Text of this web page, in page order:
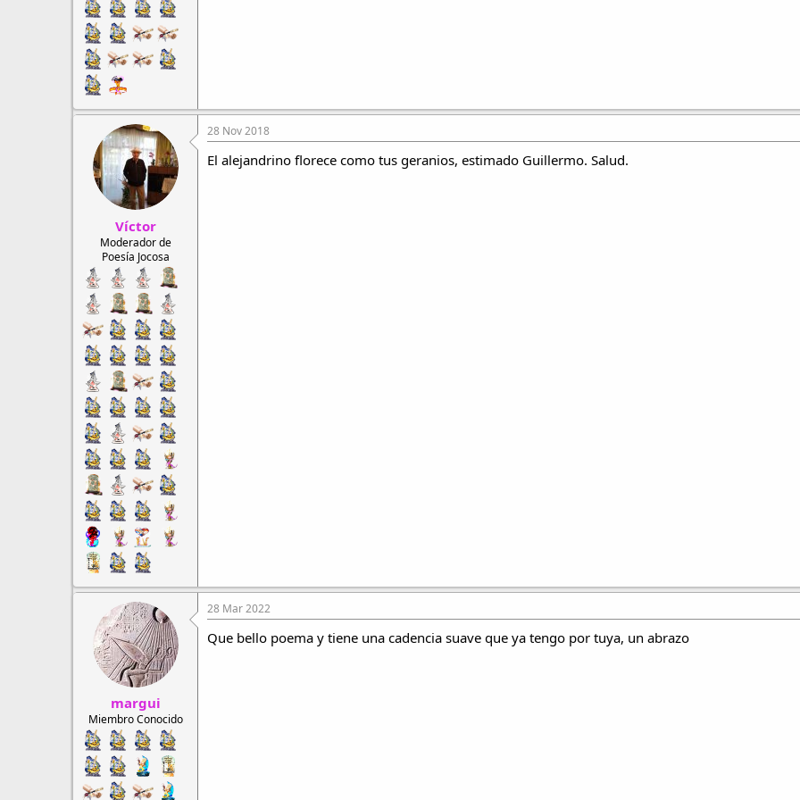
Víctor
Moderador de
Poesía Jocosa
28 Nov 2018
El alejandrino florece como tus geranios, estimado Guillermo. Salud.
margui
Miembro Conocido
28 Mar 2022
Que bello poema y tiene una cadencia suave que ya tengo por tuya, un abrazo